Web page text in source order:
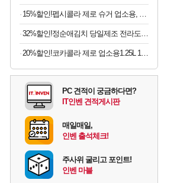
15%할인!펩시콜라 제로 슈거 업소용, 라임향, 500ml, 20개
32%할인!정순애김치 당일제조 전라도식 총각김치, 2kg, 1개
20%할인!코카콜라 제로 업소용1.25L 12개
PC 견적이 궁금하다면?
IT인벤 견적게시판
매일매일,
인벤 출석체크!
주사위 굴리고 포인트!
인벤 마블